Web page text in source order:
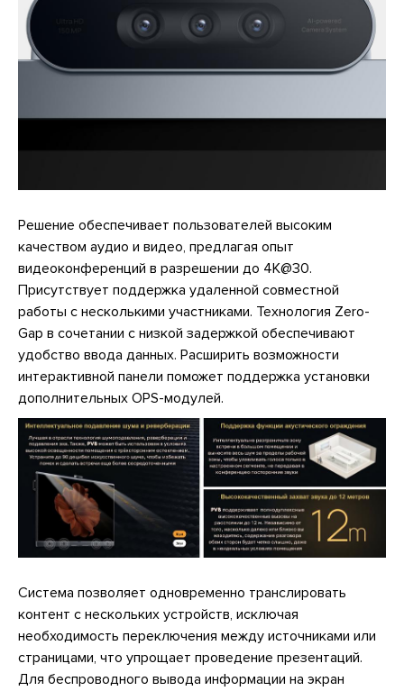
Решение обеспечивает пользователей высоким
качеством аудио и видео, предлагая опыт
видеоконференций в разрешении до 4K@30.
Присутствует поддержка удаленной совместной
работы с несколькими участниками. Технология Zero-
Gap в сочетании с низкой задержкой обеспечивают
удобство ввода данных. Расширить возможности
интерактивной панели поможет поддержка установки
дополнительных OPS-модулей.
Система позволяет одновременно транслировать
контент с нескольких устройств, исключая
необходимость переключения между источниками или
страницами, что упрощает проведение презентаций.
Для беспроводного вывода информации на экран